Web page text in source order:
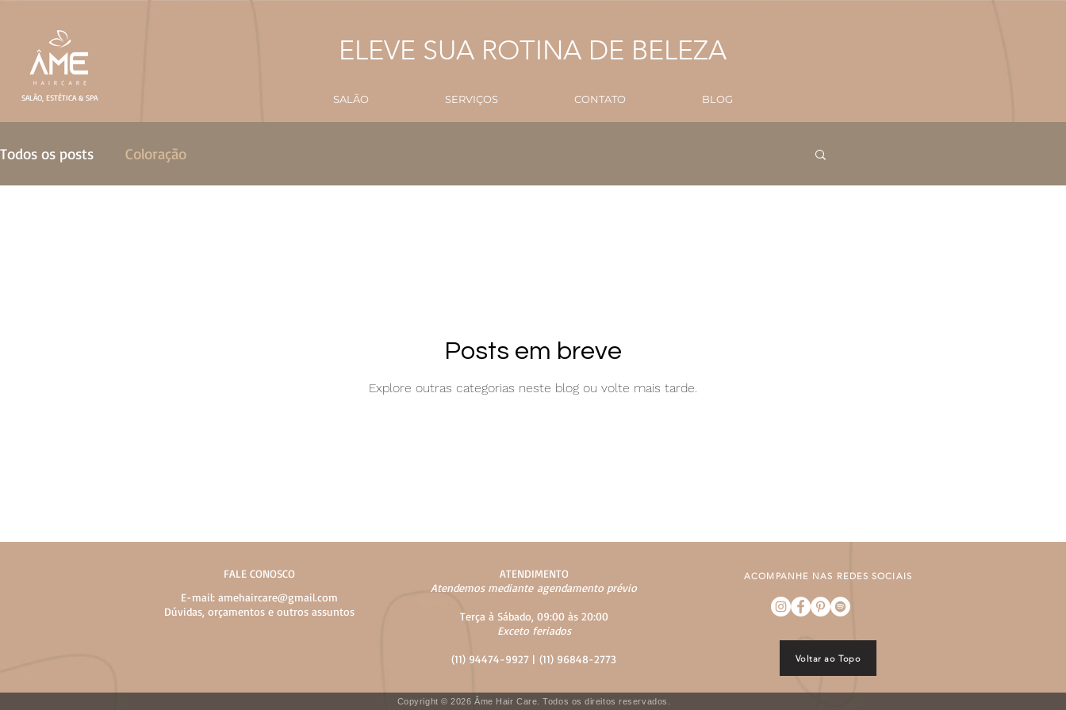
SALÃO, ESTÉTICA & SPA
ELEVE SUA ROTINA DE BELEZA
SALÃO SERVIÇOS CONTATO BLOG
Todos os posts Coloração
Posts em breve
Explore outras categorias neste blog ou volte mais tarde.
FALE CONOSCO
E-mail: amehaircare@gmail.com
Dúvidas, orçamentos e outros assuntos
ATENDIMENTO
Atendemos mediante agendamento prévio
Terça à Sábado, 09:00 às 20:00
Exceto feriados
(11) 94474-9927 | (11) 96848-2773
ACOMPANHE NAS REDES SOCIAIS
Voltar ao Topo
Copyright © 2026 Âme Hair Care. Todos os direitos reservados.